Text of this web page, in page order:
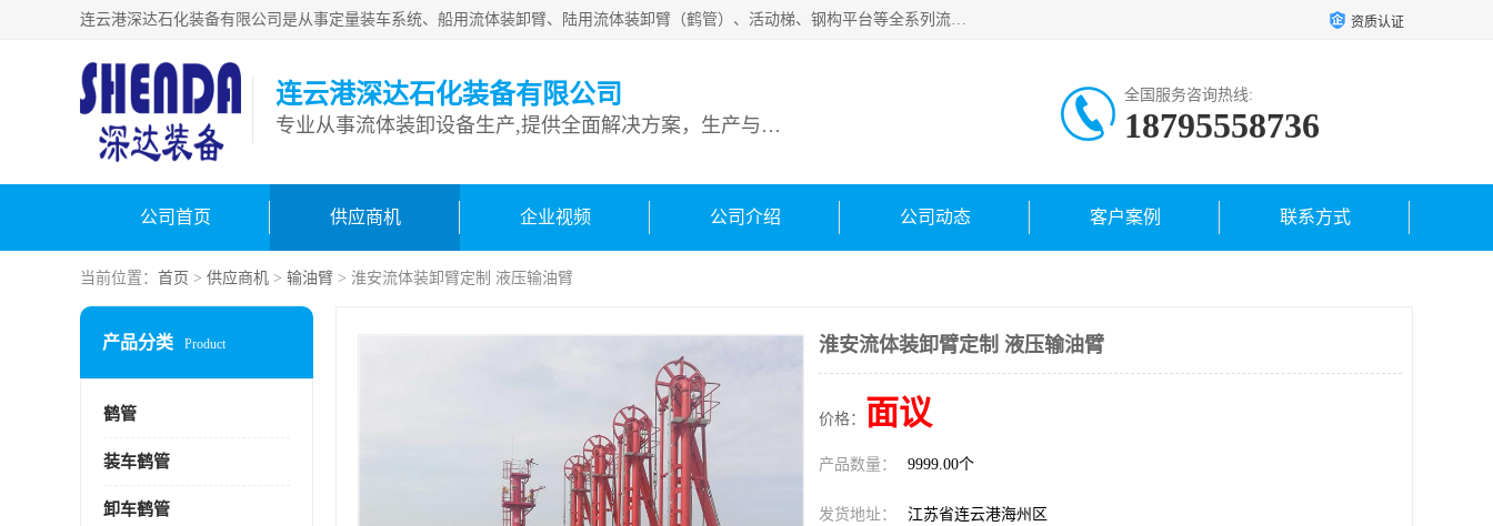
连云港深达石化装备有限公司是从事定量装车系统、船用流体装卸臂、陆用流体装卸臂（鹤管）、活动梯、钢构平台等全系列流体装卸设备的设计、制造、销售以及服务的专业供应商。公司始终以客户为中心，密切跟踪国内外油气储运及装卸设备先进技术的发展，以先进的技术、优质的产品、一流的服务，满足客户需求。 资质认证
连云港深达石化装备有限公司
专业从事流体装卸设备生产,提供全面解决方案，生产与定制服务
全国服务咨询热线:
18795558736
公司首页 供应商机 企业视频 公司介绍 公司动态 客户案例 联系方式
当前位置： 首页 > 供应商机 > 输油臂 > 淮安流体装卸臂定制 液压输油臂
产品分类 Product
鹤管
装车鹤管
卸车鹤管
淮安流体装卸臂定制 液压输油臂
价格： 面议
产品数量： 9999.00个
发货地址： 江苏省连云港海州区